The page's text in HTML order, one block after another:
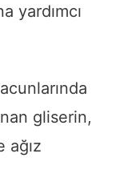
yardımcı
gliserin,
ağız